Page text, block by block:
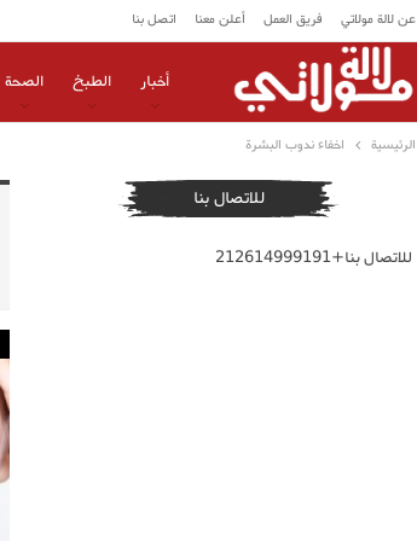
عن لالة مولاتي فريق العمل أعلن معنا اتصل بنا
أخبار الطبخ الصحة
الرئيسية اخفاء ندوب البشرة
للاتصال بنا
للاتصال بنا+212614999191